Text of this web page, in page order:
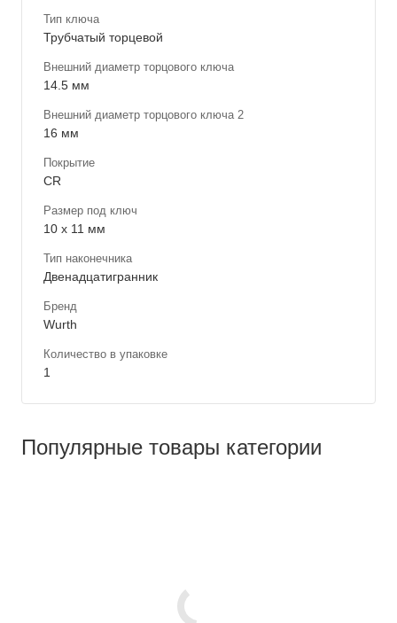
Тип ключа
Трубчатый торцевой
Внешний диаметр торцового ключа
14.5 мм
Внешний диаметр торцового ключа 2
16 мм
Покрытие
CR
Размер под ключ
10 x 11 мм
Тип наконечника
Двенадцатигранник
Бренд
Wurth
Количество в упаковке
1
Популярные товары категории